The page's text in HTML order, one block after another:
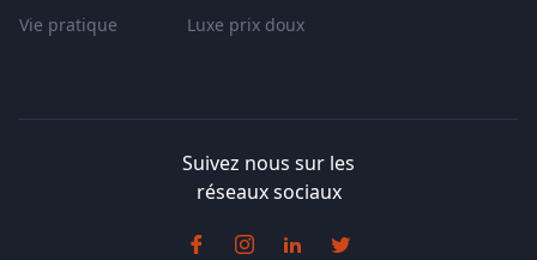
Vie pratique
Luxe prix doux
Suivez nous sur les
réseaux sociaux